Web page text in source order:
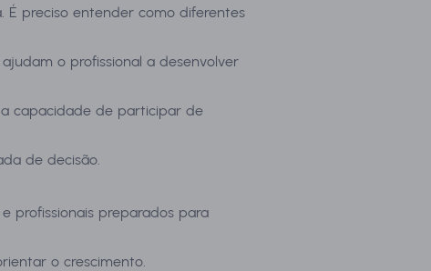
É preciso entender como diferentes
o profissional a desenvolver
a capacidade de participar de
de decisão.
profissionais preparados para
o crescimento.